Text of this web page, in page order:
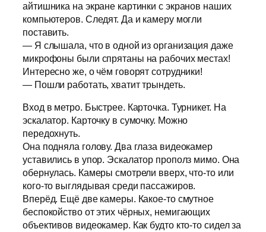
айтишника на экране картинки с экранов наших
компьютеров. Следят. Да и камеру могли
поставить.
— Я слышала, что в одной из организация даже
микрофоны были спрятаны на рабочих местах!
Интересно же, о чём говорят сотрудники!
— Пошли работать, хватит трындеть.
Вход в метро. Быстрее. Карточка. Турникет. На
эскалатор. Карточку в сумочку. Можно
передохнуть.
Она подняла голову. Два глаза видеокамер
уставились в упор. Эскалатор прополз мимо. Она
обернулась. Камеры смотрели вверх, что-то или
кого-то выглядывая среди пассажиров.
Вперёд. Ещё две камеры. Какое-то смутное
беспокойство от этих чёрных, немигающих
объективов видеокамер. Как будто кто-то сидел за